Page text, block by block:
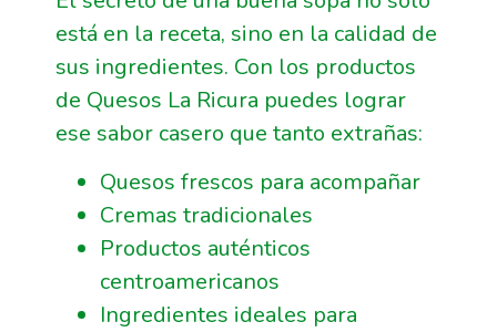
está en la receta, sino en la calidad de
sus ingredientes. Con los productos
de Quesos La Ricura puedes lograr
ese sabor casero que tanto extrañas:
Quesos frescos para acompañar
Cremas tradicionales
Productos auténticos
centroamericanos
Ingredientes ideales para